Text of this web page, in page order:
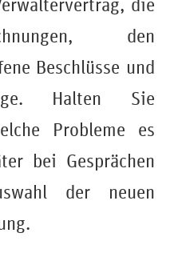
die
den
Beschlüsse und
Halten Sie
Probleme es
bei Gesprächen
der neuen